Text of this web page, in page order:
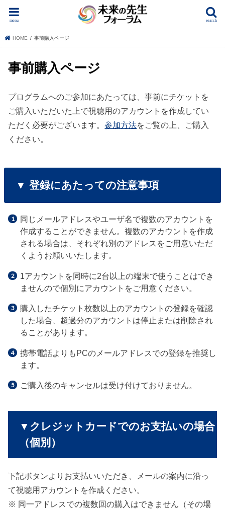
search
menu
HOME 事前購入ページ
事前購入ページ
プログラムへのご参加にあたっては、事前にチケットを
ご購入いただいた上で視聴用のアカウントを作成してい
ただく必要がございます。参加方法をご覧の上、ご購入
ください。
▼ 登録にあたっての注意事項
同じメールアドレスやユーザ名で複数のアカウントを
作成することができません。複数のアカウントを作成
される場合は、それぞれ別のアドレスをご用意いただ
くようお願いいたします。
1アカウントを同時に2台以上の端末で使うことはでき
ませんので個別にアカウントをご用意ください。
購入したチケット枚数以上のアカウントの登録を確認
した場合、超過分のアカウントは停止または削除され
ることがあります。
携帯電話よりもPCのメールアドレスでの登録を推奨し
ます。
ご購入後のキャンセルは受け付けておりません。
▼クレジットカードでのお支払いの場合
（個別）
下記ボタンよりお支払いいただき、メールの案内に沿っ
て視聴用アカウントを作成ください。
※ 同一アドレスでの複数回の購入はできません（その場